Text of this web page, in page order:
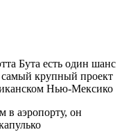
Бута есть один шанс
самый крупный проект
Нью-Мексико
в аэропорту, он